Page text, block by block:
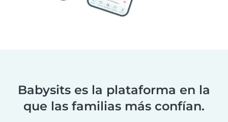
Babysits es la plataforma en la
que las familias más confían.